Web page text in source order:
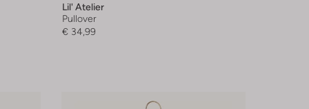
Lil' Atelier
Pullover
€ 34,99